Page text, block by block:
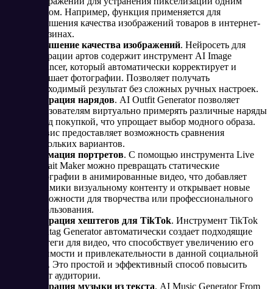
кликом. Например, функция применяется для
повышения качества изображений товаров в интернет-
магазинах.
Улучшение качества изображений. Нейросеть для
генерации артов содержит инструмент AI Image
Enhancer, который автоматически корректирует и
улучшает фотографии. Позволяет получать
необходимый результат без сложных ручных настроек​.
Генерация нарядов. AI Outfit Generator позволяет
пользователям виртуально примерять различные наряды
перед покупкой, что упрощает выбор модного образа.
Сервис предоставляет возможность сравнения
нескольких вариантов.
Анимация портретов. С помощью инструмента Live
Portrait Maker можно превращать статические
фотографии в анимированные видео, что добавляет
динамики визуальному контенту и открывает новые
возможности для творчества или профессионального
использования​​.
Генерация хештегов для TikTok. Инструмент TikTok
Hashtag Generator автоматически создает подходящие
хештеги для видео, что способствует увеличению его
видимости и привлекательности в данной социальной
сети. Это простой и эффективный способ повысить
охват аудитории.
Генерация музыки из текста. AI Music Generator From